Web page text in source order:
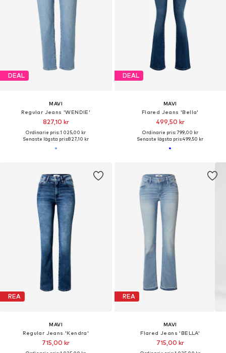
DEAL
MAVI
Regular Jeans 'WENDIE'
827,10 kr
Ordinarie pris: 1 025,00 kr
Senaste lägsta pris:827,10 kr
DEAL
MAVI
Flared Jeans 'Bella'
499,50 kr
Ordinarie pris: 799,00 kr
Senaste lägsta pris:499,50 kr
REA
MAVI
Regular Jeans 'Kendra'
715,00 kr
REA
MAVI
Flared Jeans 'BELLA'
715,00 kr